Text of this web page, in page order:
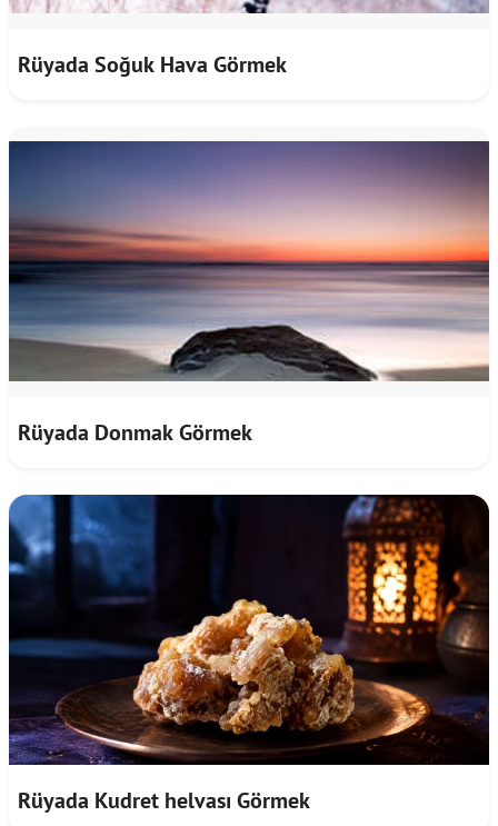
Rüyada Soğuk Hava Görmek
Rüyada Donmak Görmek
Rüyada Kudret helvası Görmek